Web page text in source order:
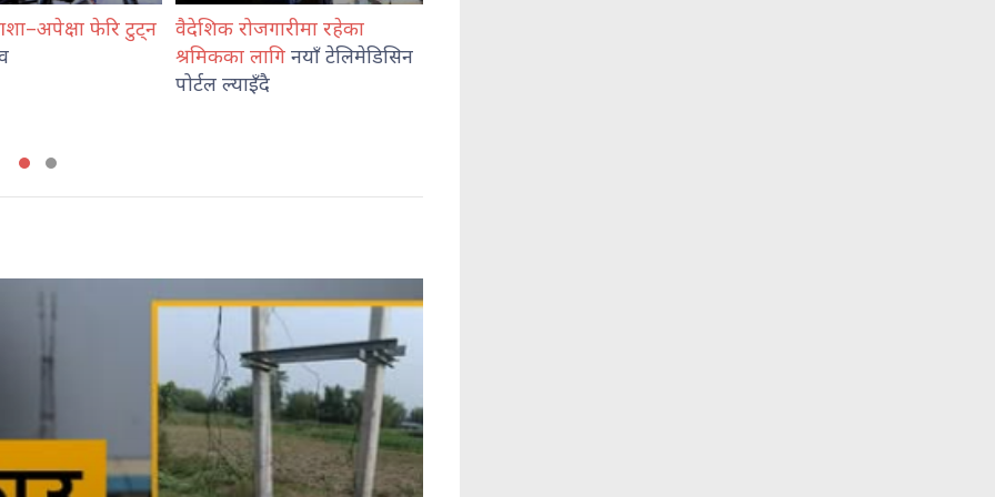
फेरि टुट्न
वैदेशिक रोजगारीमा रहेका
श्रमिकका लागि नयाँ टेलिमेडिसिन
पोर्टल ल्याइँदै